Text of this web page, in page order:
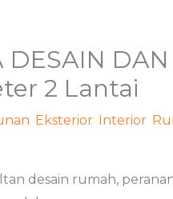
DESAIN
2 Lantai
Eksterior, Interior,
desain rumah,